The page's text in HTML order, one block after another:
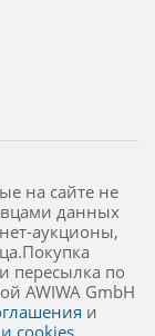
на сайте не
данных
аукционы,
пересылка по
AWIWA GmbH
и